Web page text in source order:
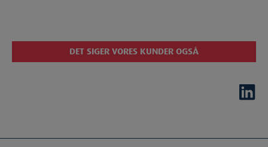
DET SIGER VORES KUNDER OGSÅ